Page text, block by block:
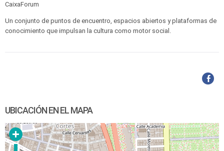
CaixaForum
Un conjunto de puntos de encuentro, espacios abiertos y plataformas de
conocimiento que impulsan la cultura como motor social.
UBICACIÓN EN EL MAPA